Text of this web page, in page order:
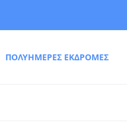
ΠΟΛΥΗΜΕΡΕΣ ΕΚΔΡΟΜΕΣ